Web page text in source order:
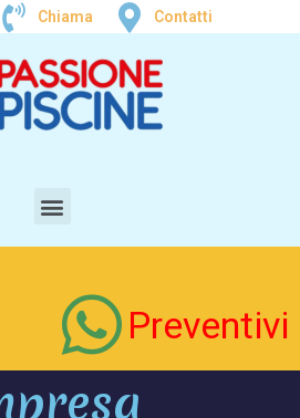
Chiama Contatti
Preventivi